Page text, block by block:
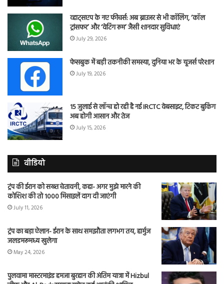
व्हाट्सएप के नए फीचर्स: अब ब्राउजर से भी कॉलिंग, ‘कॉल
ट्रांसफर’ और ‘वेटिंग रूम’ जैसी शानदार सुविधाएं
July 29, 2026
फेसबुक में बड़ी तकनीकी समस्या, दुनिया भर के यूजर्स परेशान
July 19, 2026
15 जुलाई से लॉन्च हो रही है नई IRCTC वेबसाइट, टिकट बुकिंग
अब होगी आसान और तेज
July 15, 2026
वीडियो
ट्रंप की ईरान को सख्त चेतावनी, कहा- अगर मुझे मारने की
कोशिश की तो 1000 मिसाइलें दाग दी जाएंगी
July 11, 2026
ट्रंप का बड़ा ऐलान- ईरान के साथ समझौता लगभग तय, हार्मुज
जलडमरूमध्य खुलेगा
May 24, 2026
पुलवामा मास्टरमाइंड हमजा बुरहान की अंतिम यात्रा में Hizbul